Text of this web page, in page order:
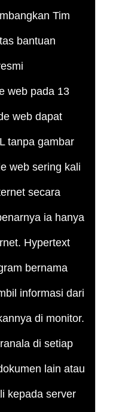
Tim
bantuan
web pada 13
web dapat
tanpa gambar
web sering kali
secara
ia hanya
Hypertext
bernama
informasi dari
di monitor.
di setiap
lain atau
kepada server